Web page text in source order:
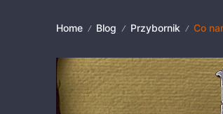
Home Blog Przybornik Co